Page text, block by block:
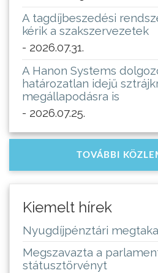
A tagdíjbeszedési
kérik a szakszervezetek
- 2026.07.31.
A Hanon Systems
határozatlan idejű
megállapodásra is
- 2026.07.25.
TOVÁBBI
Kiemelt hírek
Nyugdíjpénztári
Megszavazta a
státusztörvényt